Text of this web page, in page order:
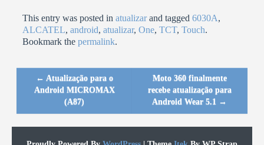
This entry was posted inatualizarand tagged6030A,
ALCATEL,android,atualizar,One,TCT,Touch.
Bookmark thepermalink.
Post navigation
← Atualização para o
Android MICROMAX
(A87)
Moto 360 finalmente
recebe atualização para
Android Wear 5.1 →